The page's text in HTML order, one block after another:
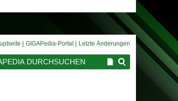
GIGAPedia-Portal Letzte Änderungen